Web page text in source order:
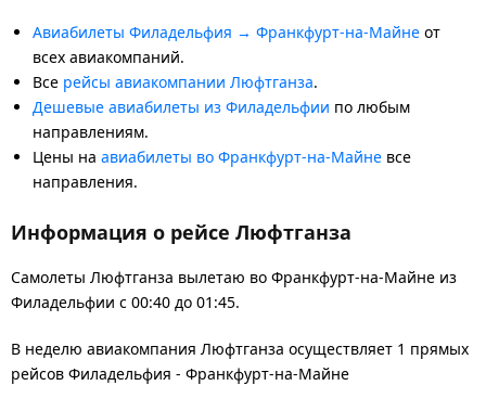
Авиабилеты Филадельфия → Франкфурт-на-Майне от
всех авиакомпаний.
Все рейсы авиакомпании Люфтганза.
Дешевые авиабилеты из Филадельфии по любым
направлениям.
Цены на авиабилеты во Франкфурт-на-Майне все
направления.
Информация о рейсе Люфтганза
Самолеты Люфтганза вылетаю во Франкфурт-на-Майне из
Филадельфии с 00:40 до 01:45.
В неделю авиакомпания Люфтганза осуществляет 1 прямых
рейсов Филадельфия - Франкфурт-на-Майне